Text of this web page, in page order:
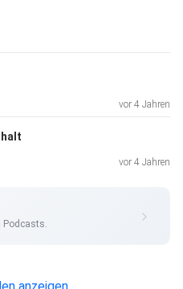
vor 4 Jahren
vor 4 Jahren